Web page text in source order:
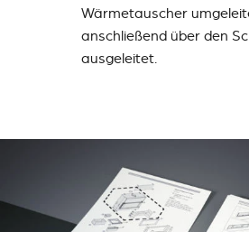
Wärmetauscher
anschließend über den
ausgeleitet.